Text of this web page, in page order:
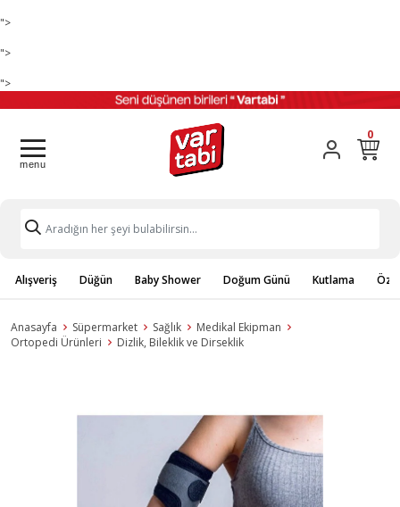
">
">
">
0
Alışveriş Düğün Baby Shower Doğum Günü Kutlama
Anasayfa Süpermarket Sağlık
Medikal Ekipman
Ortopedi Ürünleri
Dizlik, Bileklik ve Dirseklik